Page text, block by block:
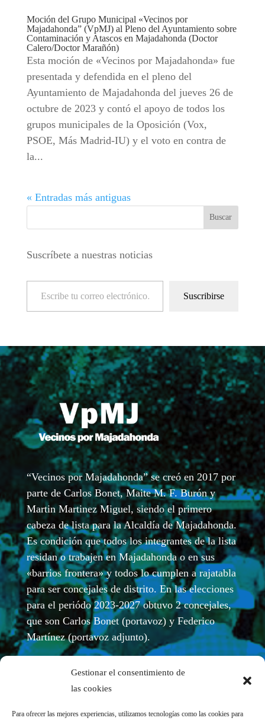
Gestionar el consentimiento de
las cookies
Para ofrecer las mejores experiencias, utilizamos tecnologías como las cookies para
Moción del Grupo Municipal «Vecinos por
Majadahonda” (VpMJ) al Pleno del Ayuntamiento sobre
Contaminación y Atascos en Majadahonda (Doctor
Calero/Doctor Marañón)
Esta moción de «Vecinos por Majadahonda» fue
presentada y defendida en el pleno del
Ayuntamiento de Majadahonda del jueves 26 de
octubre de 2023 y contó el apoyo de todos los
grupos municipales de la Oposición (Vox,
PSOE, Más Madrid-IU) y el voto en contra de
la...
« Entradas más antiguas
Suscríbete a nuestras noticias
Escribe tu correo electrónico…
Suscribirse
“Vecinos por Majadahonda” se creó en 2017 por
parte de Carlos Bonet, Maite M. F. Burón y
Martin Martinez Miguel, siendo el primero
cabeza de lista para la Alcaldía de Majadahonda.
Es condición que todos los integrantes de la lista
residan o trabajen en Majadahonda o en sus
«barrios frontera» y todos lo cumplen a rajatabla
para ser concejales de distrito. En las elecciones
para el periódo 2023-2027 obtuvo 2 concejales,
que son Carlos Bonet (portavoz) y Federico
Martínez (portavoz adjunto).